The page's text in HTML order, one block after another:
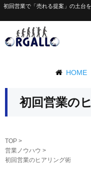
初回営業で「売れる提案」の土台
HOME
初回営業の
TOP >
営業ノウハウ >
初回営業のヒアリング術